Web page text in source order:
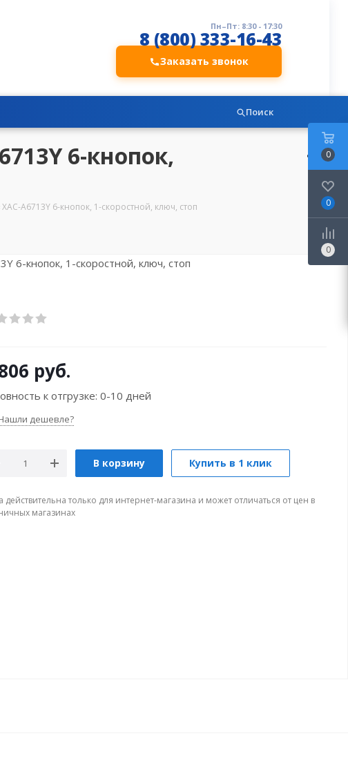
Пн–Пт: 8:30 - 17:30
8 (800) 333-16-43
Заказать звонок
Поиск
6-кнопок,
A6713Y 6-кнопок, 1-скоростной, ключ, стоп
6-кнопок, 1-скоростной, ключ, стоп
руб.
к отгрузке: 0-10 дней
дешевле?
В корзину Купить в 1 клик
действительна только для интернет-магазина и может отличаться от цен в
магазинах
0
0
0